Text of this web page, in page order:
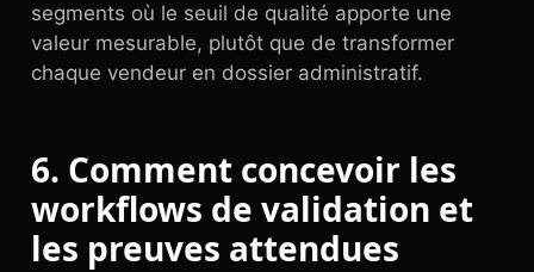
segments où le seuil de qualité apporte une
valeur mesurable, plutôt que de transformer
chaque vendeur en dossier administratif.
6. Comment concevoir les
workflows de validation et
les preuves attendues